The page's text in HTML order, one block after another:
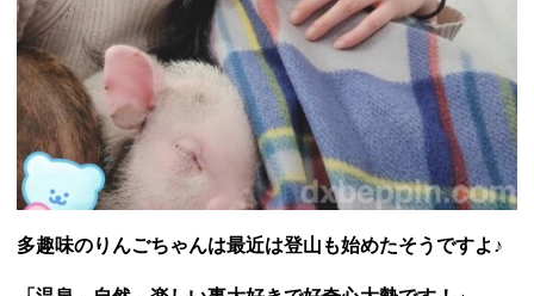
多趣味のりんごちゃんは最近は登山も始めたそうですよ♪